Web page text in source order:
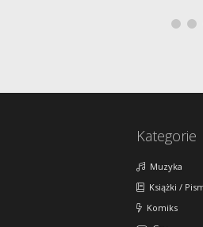
Kategorie
Muzyka
Książki /
Komiks